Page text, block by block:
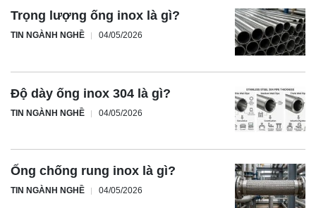
Trọng lượng ống inox là gì?
TIN NGÀNH NGHỀ 04/05/2026
Độ dày ống inox 304 là gì?
TIN NGÀNH NGHỀ 04/05/2026
Ống chống rung inox là gì?
TIN NGÀNH NGHỀ 04/05/2026